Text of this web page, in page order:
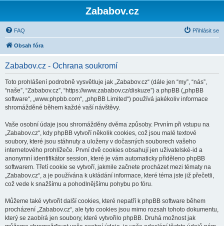
Zababov.cz
FAQ Přihlásit se
Obsah fóra
Zababov.cz - Ochrana soukromí
Toto prohlášení podrobně vysvětluje jak „Zababov.cz“ (dále jen “my”, “nás”,
“naše”, “Zababov.cz”, “https://www.zababov.cz/diskuze”) a phpBB („phpBB
software“, „www.phpbb.com“, „phpBB Limited“) používá jakékoliv informace
shromážděné během každé vaší návštěvy.
Vaše osobní údaje jsou shromážděny dvěma způsoby. Prvním při vstupu na
„Zababov.cz“, kdy phpBB vytvoří několik cookies, což jsou malé textové
soubory, které jsou stáhnuty a uloženy v dočasných souborech vašeho
internetového prohlížeče. První dvě cookies obsahují jen uživatelské-id a
anonymní identifikátor session, které je vám automaticky přiděleno phpBB
softwarem. Třetí cookie se vytvoří, jakmile začnete procházet mezi tématy na
„Zababov.cz“, a je používána k ukládání informace, které téma jste již přečetli,
což vede k snažšímu a pohodlnějšímu pohybu po fóru.
Můžeme také vytvořit další cookies, které nepatří k phpBB software během
procházení „Zababov.cz“, ale tyto cookies jsou mimo rozsah tohoto dokumentu,
který se zaobírá jen soubory, které vytvořilo phpBB. Druhá možnost jak